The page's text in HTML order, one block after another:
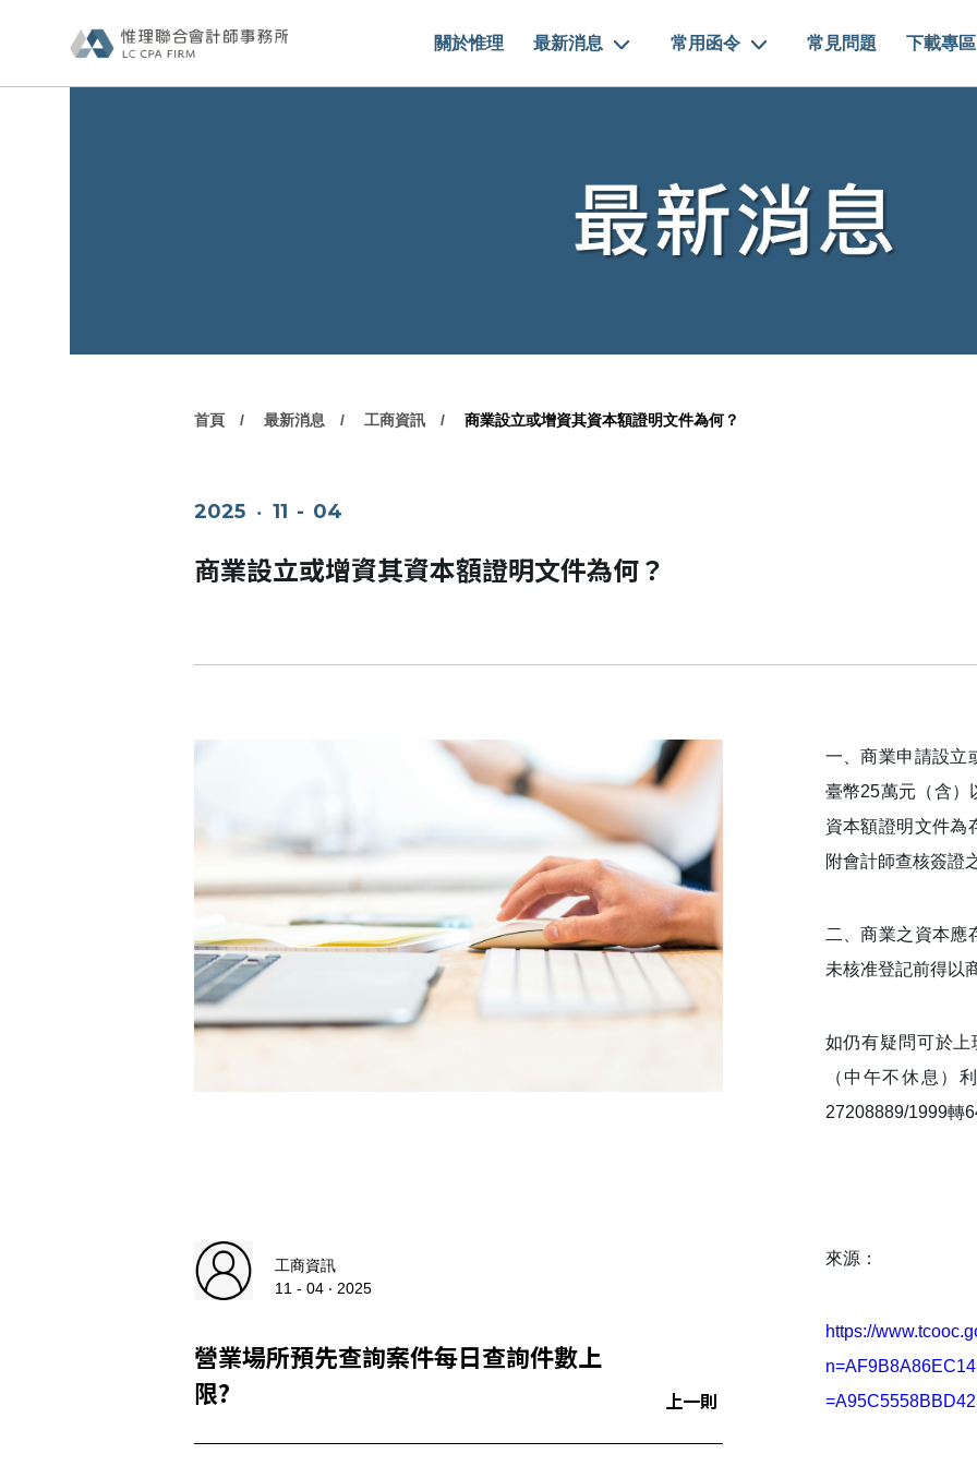
關於惟理 最新消息 常用函令 常見問題 下載專區
首頁 最新消息 工商資訊 商業設立或增資其資本額證明文件為何？
2025 ‧ 11 - 04
商業設立或增資其資本額證明文件為何？
工商資訊
11 - 04 ‧ 2025
營業場所預先查詢案件每日查詢件數上
限?
上一則
一、商業申請設立
臺幣25萬元（含）
資本額證明文件為
附會計師查核簽證
二、商業之資本應
未核准登記前得以
如仍有疑問可於
（中午不休息）
27208889/1999轉
來源：
https://